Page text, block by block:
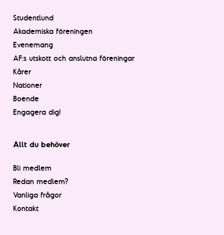
Studentlund
Akademiska föreningen
Evenemang
AF:s utskott och anslutna föreningar
Kårer
Nationer
Boende
Engagera dig!
Allt du behöver
Bli medlem
Redan medlem?
Vanliga frågor
Kontakt